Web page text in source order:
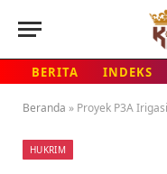
BERITA INDEKS
Beranda » Proyek P3A Irigasi
HUKRIM